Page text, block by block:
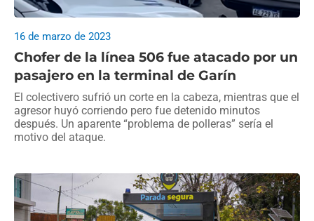
Chofer de la línea 506 fue atacado por un
pasajero en la terminal de Garín
16 de marzo de 2023
El colectivero sufrió un corte en la cabeza, mientras que el
agresor huyó corriendo pero fue detenido minutos
después. Un aparente “problema de polleras” sería el
motivo del ataque.